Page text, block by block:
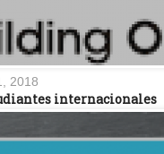
2018
internacionales